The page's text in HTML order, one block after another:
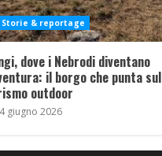
Storie & reportage
dove i Nebrodi diventano
il borgo che punta sul
outdoor
4 giugno 2026